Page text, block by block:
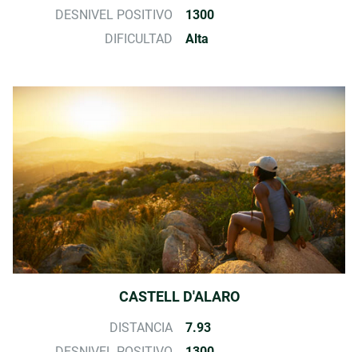
DESNIVEL POSITIVO
1300
DIFICULTAD
Alta
CASTELL D'ALARO
DISTANCIA
7.93